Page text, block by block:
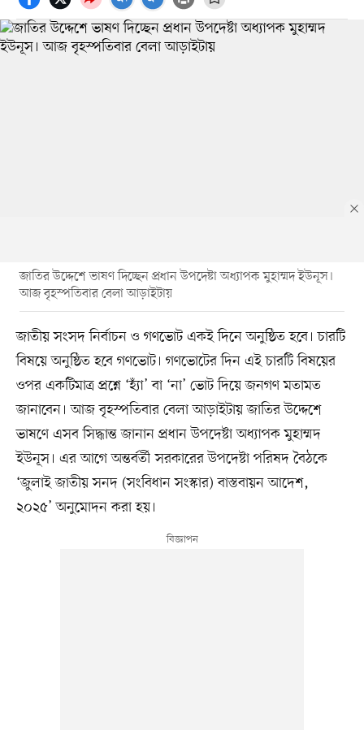
জাতির উদ্দেশে ভাষণ দিচ্ছেন প্রধান উপদেষ্টা অধ্যাপক মুহাম্মদ ইউনূস।
আজ বৃহস্পতিবার বেলা আড়াইটায়
জাতীয় সংসদ নির্বাচন ও গণভোট একই দিনে অনুষ্ঠিত হবে। চারটি
বিষয়ে অনুষ্ঠিত হবে গণভোট। গণভোটের দিন এই চারটি বিষয়ের
ওপর একটিমাত্র প্রশ্নে ‘হ্যাঁ’ বা ‘না’ ভোট দিয়ে জনগণ মতামত
জানাবেন। আজ বৃহস্পতিবার বেলা আড়াইটায় জাতির উদ্দেশে
ভাষণে এসব সিদ্ধান্ত জানান প্রধান উপদেষ্টা অধ্যাপক মুহাম্মদ
ইউনূস। এর আগে অন্তর্বর্তী সরকারের উপদেষ্টা পরিষদ বৈঠকে
‘জুলাই জাতীয় সনদ (সংবিধান সংস্কার) বাস্তবায়ন আদেশ,
২০২৫’ অনুমোদন করা হয়।